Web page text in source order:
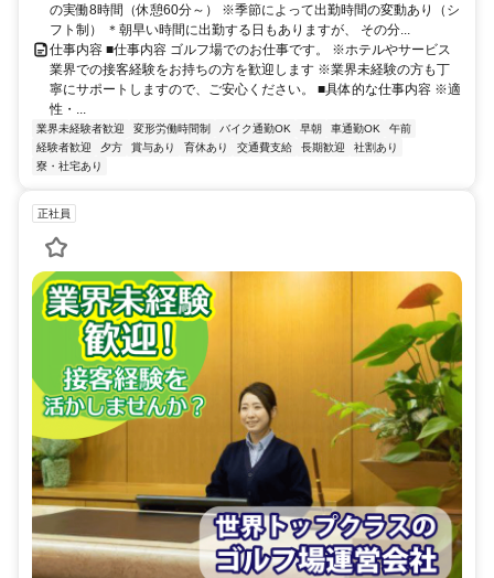
の実働8時間（休憩60分～） ※季節によって出勤時間の変動あり（シ
フト制） ＊朝早い時間に出勤する日もありますが、 その分...
仕事内容 ■仕事内容 ゴルフ場でのお仕事です。 ※ホテルやサービス
業界での接客経験をお持ちの方を歓迎します ※業界未経験の方も丁
寧にサポートしますので、ご安心ください。 ■具体的な仕事内容 ※適
性・...
業界未経験者歓迎 変形労働時間制 バイク通勤OK 早朝 車通勤OK
午前
経験者歓迎
夕方 賞与あり 育休あり 交通費支給 長期歓迎
社割あり
寮・社宅あり
正社員